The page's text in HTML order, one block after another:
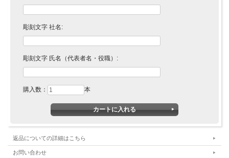
彫刻文字 社名:
彫刻文字 氏名（代表者名・役職）:
購入数： 本
返品についての詳細はこちら
お問い合わせ